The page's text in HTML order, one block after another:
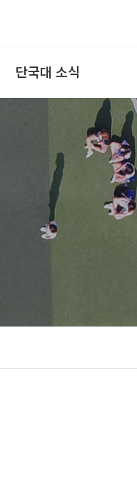
단국대 소식